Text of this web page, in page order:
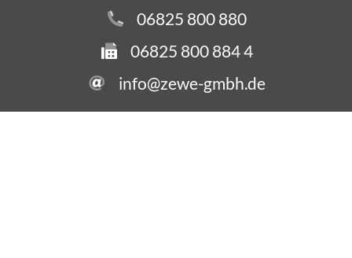
06825 800 880
06825 800 884 4
info@zewe-gmbh.de